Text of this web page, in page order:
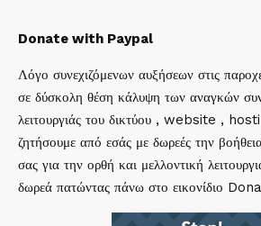
Donate with Paypal
Λόγο συνεχιζόμενων αυξήσεων στις
σε δύσκολη θέση κάλυψη των αναγκών
λειτουργιάς του δικτύου , website ,
ζητήσουμε από εσάς με δωρεές την
σας για την ορθή και μελλοντική
δωρεά πατώντας πάνω στο εικονίδιο